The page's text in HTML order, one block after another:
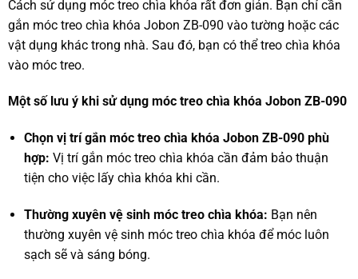
Cách sử dụng móc treo chìa khóa rất đơn giản. Bạn chỉ cần
gắn móc treo chìa khóa Jobon ZB-090 vào tường hoặc các
vật dụng khác trong nhà. Sau đó, bạn có thể treo chìa khóa
vào móc treo.
Một số lưu ý khi sử dụng móc treo chìa khóa Jobon ZB-090
Chọn vị trí gắn móc treo chìa khóa Jobon ZB-090 phù
hợp: Vị trí gắn móc treo chìa khóa cần đảm bảo thuận
tiện cho việc lấy chìa khóa khi cần.
Thường xuyên vệ sinh móc treo chìa khóa: Bạn nên
thường xuyên vệ sinh móc treo chìa khóa để móc luôn
sạch sẽ và sáng bóng.